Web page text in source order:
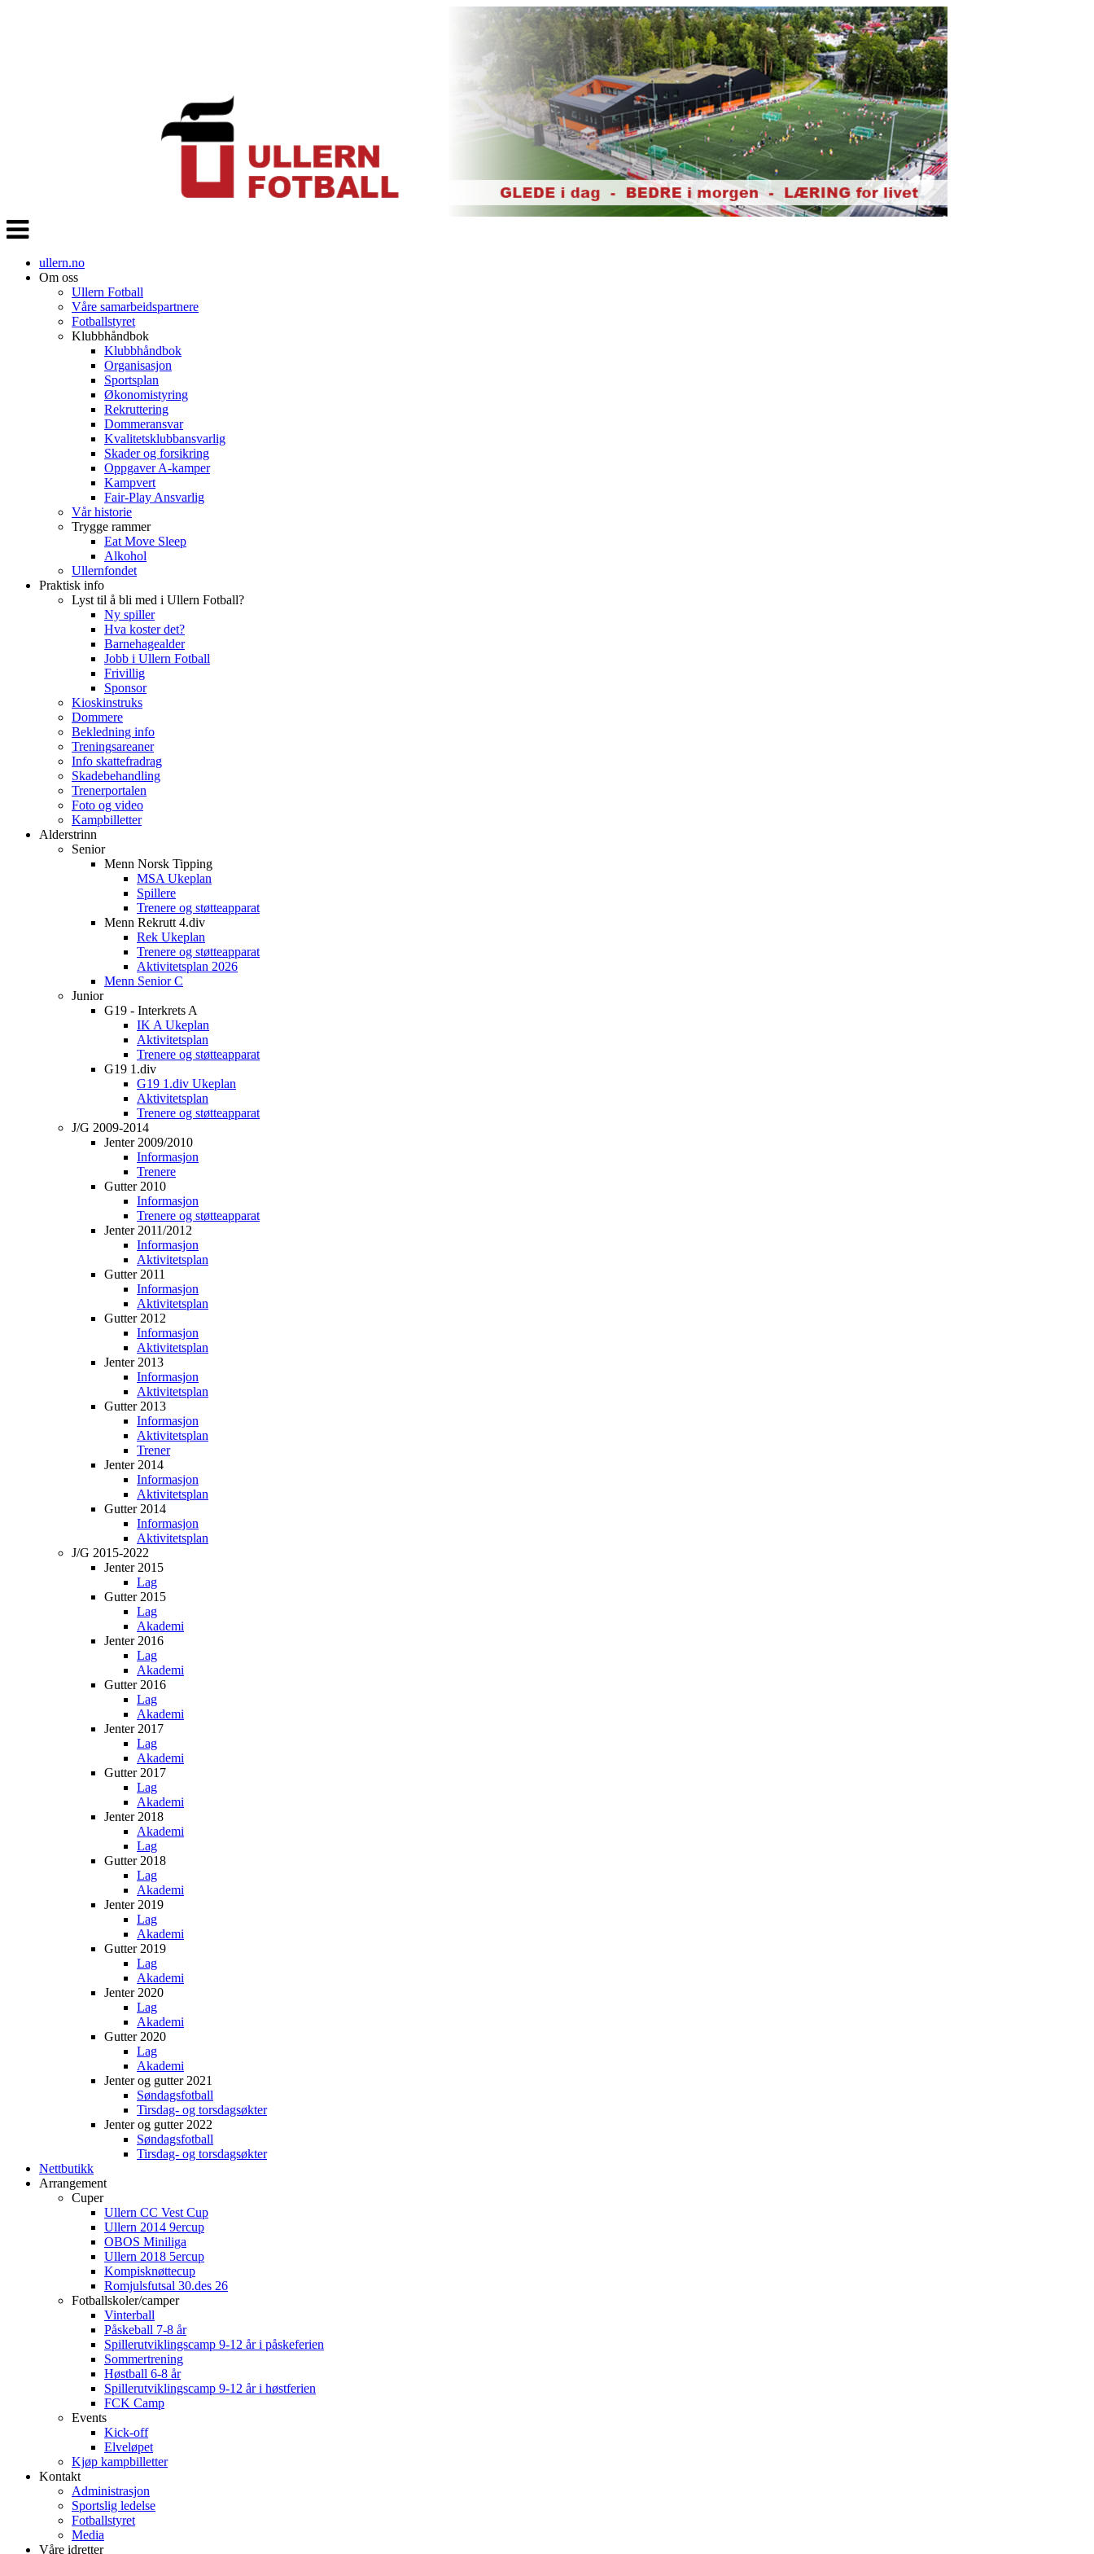
Veksle
navigasjon
ullern.no
Om oss
Ullern Fotball
Våre samarbeidspartnere
Fotballstyret
Klubbhåndbok
Klubbhåndbok
Organisasjon
Sportsplan
Økonomistyring
Rekruttering
Dommeransvar
Kvalitetsklubbansvarlig
Skader og forsikring
Oppgaver A-kamper
Kampvert
Fair-Play Ansvarlig
Vår historie
Trygge rammer
Eat Move Sleep
Alkohol
Ullernfondet
Praktisk info
Lyst til å bli med i Ullern Fotball?
Ny spiller
Hva koster det?
Barnehagealder
Jobb i Ullern Fotball
Frivillig
Sponsor
Kioskinstruks
Dommere
Bekledning info
Treningsareaner
Info skattefradrag
Skadebehandling
Trenerportalen
Foto og video
Kampbilletter
Alderstrinn
Senior
Menn Norsk Tipping
MSA Ukeplan
Spillere
Trenere og støtteapparat
Menn Rekrutt 4.div
Rek Ukeplan
Trenere og støtteapparat
Aktivitetsplan 2026
Menn Senior C
Junior
G19 - Interkrets A
IK A Ukeplan
Aktivitetsplan
Trenere og støtteapparat
G19 1.div
G19 1.div Ukeplan
Aktivitetsplan
Trenere og støtteapparat
J/G 2009-2014
Jenter 2009/2010
Informasjon
Trenere
Gutter 2010
Informasjon
Trenere og støtteapparat
Jenter 2011/2012
Informasjon
Aktivitetsplan
Gutter 2011
Informasjon
Aktivitetsplan
Gutter 2012
Informasjon
Aktivitetsplan
Jenter 2013
Informasjon
Aktivitetsplan
Gutter 2013
Informasjon
Aktivitetsplan
Trener
Jenter 2014
Informasjon
Aktivitetsplan
Gutter 2014
Informasjon
Aktivitetsplan
J/G 2015-2022
Jenter 2015
Lag
Gutter 2015
Lag
Akademi
Jenter 2016
Lag
Akademi
Gutter 2016
Lag
Akademi
Jenter 2017
Lag
Akademi
Gutter 2017
Lag
Akademi
Jenter 2018
Akademi
Lag
Gutter 2018
Lag
Akademi
Jenter 2019
Lag
Akademi
Gutter 2019
Lag
Akademi
Jenter 2020
Lag
Akademi
Gutter 2020
Lag
Akademi
Jenter og gutter 2021
Søndagsfotball
Tirsdag- og torsdagsøkter
Jenter og gutter 2022
Søndagsfotball
Tirsdag- og torsdagsøkter
Nettbutikk
Arrangement
Cuper
Ullern CC Vest Cup
Ullern 2014 9ercup
OBOS Miniliga
Ullern 2018 5ercup
Kompisknøttecup
Romjulsfutsal 30.des 26
Fotballskoler/camper
Vinterball
Påskeball 7-8 år
Spillerutviklingscamp 9-12 år i påskeferien
Sommertrening
Høstball 6-8 år
Spillerutviklingscamp 9-12 år i høstferien
FCK Camp
Events
Kick-off
Elveløpet
Kjøp kampbilletter
Kontakt
Administrasjon
Sportslig ledelse
Fotballstyret
Media
Våre idretter